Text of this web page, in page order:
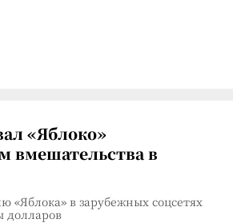
«Яблоко»
вмешательства в
«Яблока» в зарубежных соцсетях